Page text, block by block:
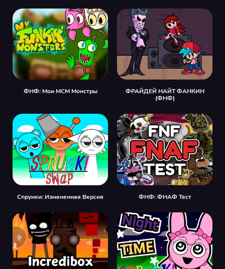
ФНФ: Мои МСМ Монстры
ФРАЙДЕЙ НАЙТ ФАНКИН
(ФНФ)
Спрунки: Измененная Версия ФНФ: ФНАФ Тест